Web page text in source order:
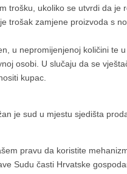
trošku, ukoliko se utvrdi da je
trošak zamjene proizvoda s
u nepromijenjenoj količini te
osobi. U slučaju da se
kupac.
je sud u mjestu sjedišta
pravu da koristite
Sudu časti Hrvatske